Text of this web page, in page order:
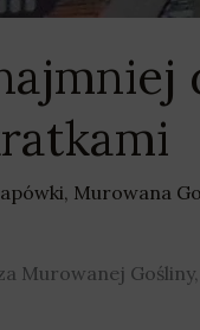
, Murowana
Murowanej